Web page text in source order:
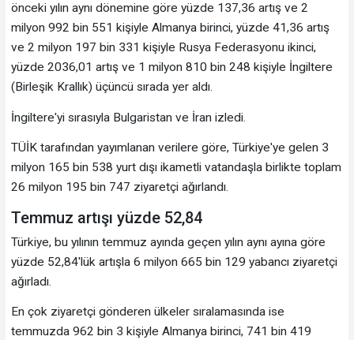
önceki yılın aynı dönemine göre yüzde 137,36 artış ve 2
milyon 992 bin 551 kişiyle Almanya birinci, yüzde 41,36 artış
ve 2 milyon 197 bin 331 kişiyle Rusya Federasyonu ikinci,
yüzde 2036,01 artış ve 1 milyon 810 bin 248 kişiyle İngiltere
(Birleşik Krallık) üçüncü sırada yer aldı.
İngiltere'yi sırasıyla Bulgaristan ve İran izledi.
TÜİK tarafından yayımlanan verilere göre, Türkiye'ye gelen 3
milyon 165 bin 538 yurt dışı ikametli vatandaşla birlikte toplam
26 milyon 195 bin 747 ziyaretçi ağırlandı.
Temmuz artışı yüzde 52,84
Türkiye, bu yılının temmuz ayında geçen yılın aynı ayına göre
yüzde 52,84'lük artışla 6 milyon 665 bin 129 yabancı ziyaretçi
ağırladı.
En çok ziyaretçi gönderen ülkeler sıralamasında ise
temmuzda 962 bin 3 kişiyle Almanya birinci, 741 bin 419